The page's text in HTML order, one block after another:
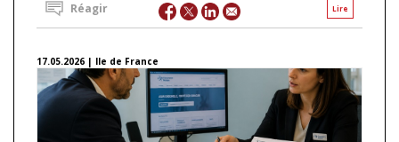
Lire
Réagir
17.05.2026 | Ile de France